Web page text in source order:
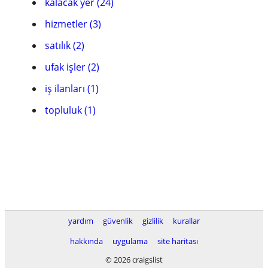
hizmetler (3)
satılık (2)
ufak işler (2)
iş ilanları (1)
topluluk (1)
yardım güvenlik gizlilik
kurallar
hakkında
uygulama
site haritası
© 2026 craigslist